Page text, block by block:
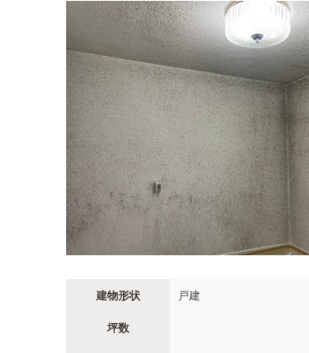
建物形状 戸建
坪数